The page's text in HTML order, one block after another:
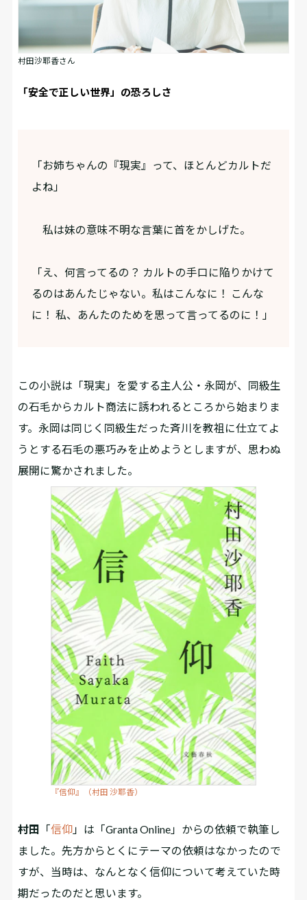
村田沙耶香さん
「安全で正しい世界」の恐ろしさ
「お姉ちゃんの『現実』って、ほとんどカルトだ
よね」
私は妹の意味不明な言葉に首をかしげた。
「え、何言ってるの？ カルトの手口に陥りかけて
るのはあんたじゃない。私はこんなに！ こんな
に！ 私、あんたのためを思って言ってるのに！」
――この小説は「現実」を愛する主人公・永岡が、同級生
の石毛からカルト商法に誘われるところから始まりま
す。永岡は同じく同級生だった斉川を教祖に仕立てよ
うとする石毛の悪巧みを止めようとしますが、思わぬ
展開に驚かされました。
『信仰』（村田 沙耶香）
村田 「信仰 」は「Granta Online」からの依頼で執筆し
ました。先方からとくにテーマの依頼はなかったので
すが、当時は、なんとなく信仰について考えていた時
期だったのだと思います。